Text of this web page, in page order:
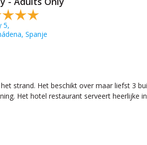
5,
Spanje
strand. Het beschikt over maar liefst 3
Het hotel restaurant serveert heerlijke